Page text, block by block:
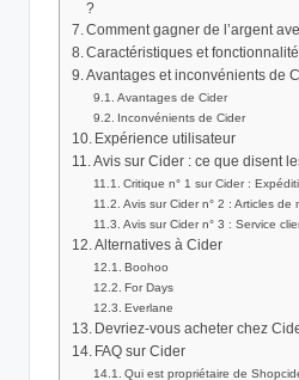
?
Comment gagner de l’argent
Caractéristiques et
Avantages et inconvénients de
Avantages de Cider
Inconvénients de Cider
Expérience utilisateur
Avis sur Cider : ce que disent
Critique n° 1 sur Cider :
Avis sur Cider n° 2 : Articles de
Avis sur Cider n° 3 : Service
Alternatives à Cider
Boohoo
For Days
Everlane
Devriez-vous acheter chez
FAQ sur Cider
Qui est propriétaire de